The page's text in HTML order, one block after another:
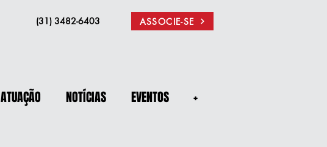
(31) 3482-6403 ASSOCIE-SE
ATUAÇÃO NOTÍCIAS EVENTOS +